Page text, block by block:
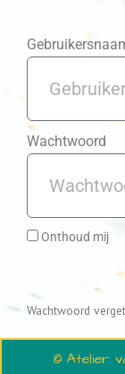
Wachtwoord
Onthoud mij
Wachtwoord
© Atelier